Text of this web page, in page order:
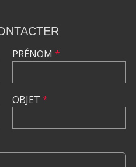
PRÉNOM *
OBJET *